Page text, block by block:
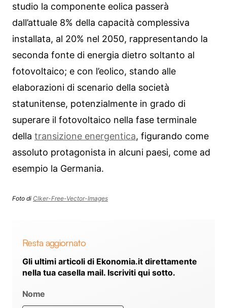
studio la componente eolica passerà
dall’attuale 8% della capacità complessiva
installata, al 20% nel 2050, rappresentando la
seconda fonte di energia dietro soltanto al
fotovoltaico; e con l’eolico, stando alle
elaborazioni di scenario della società
statunitense, potenzialmente in grado di
superare il fotovoltaico nella fase terminale
della transizione energentica, figurando come
assoluto protagonista in alcuni paesi, come ad
esempio la Germania.
Foto di Clker-Free-Vector-Images
Resta aggiornato
Gli ultimi articoli di Ekonomia.it direttamente
nella tua casella mail. Iscriviti qui sotto.
Nome